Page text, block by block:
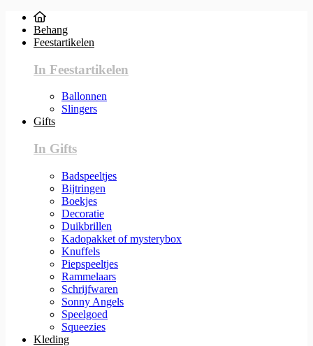
Behang
Feestartikelen
In Feestartikelen
Ballonnen
Slingers
Gifts
In Gifts
Badspeeltjes
Bijtringen
Boekjes
Decoratie
Duikbrillen
Kadopakket of mysterybox
Knuffels
Piepspeeltjes
Rammelaars
Schrijfwaren
Sonny Angels
Speelgoed
Squeezies
Kleding